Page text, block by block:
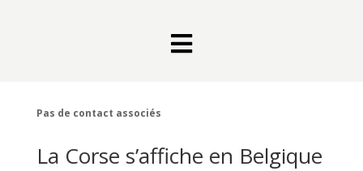

Pas de contact associés
La Corse s’affiche en Belgique